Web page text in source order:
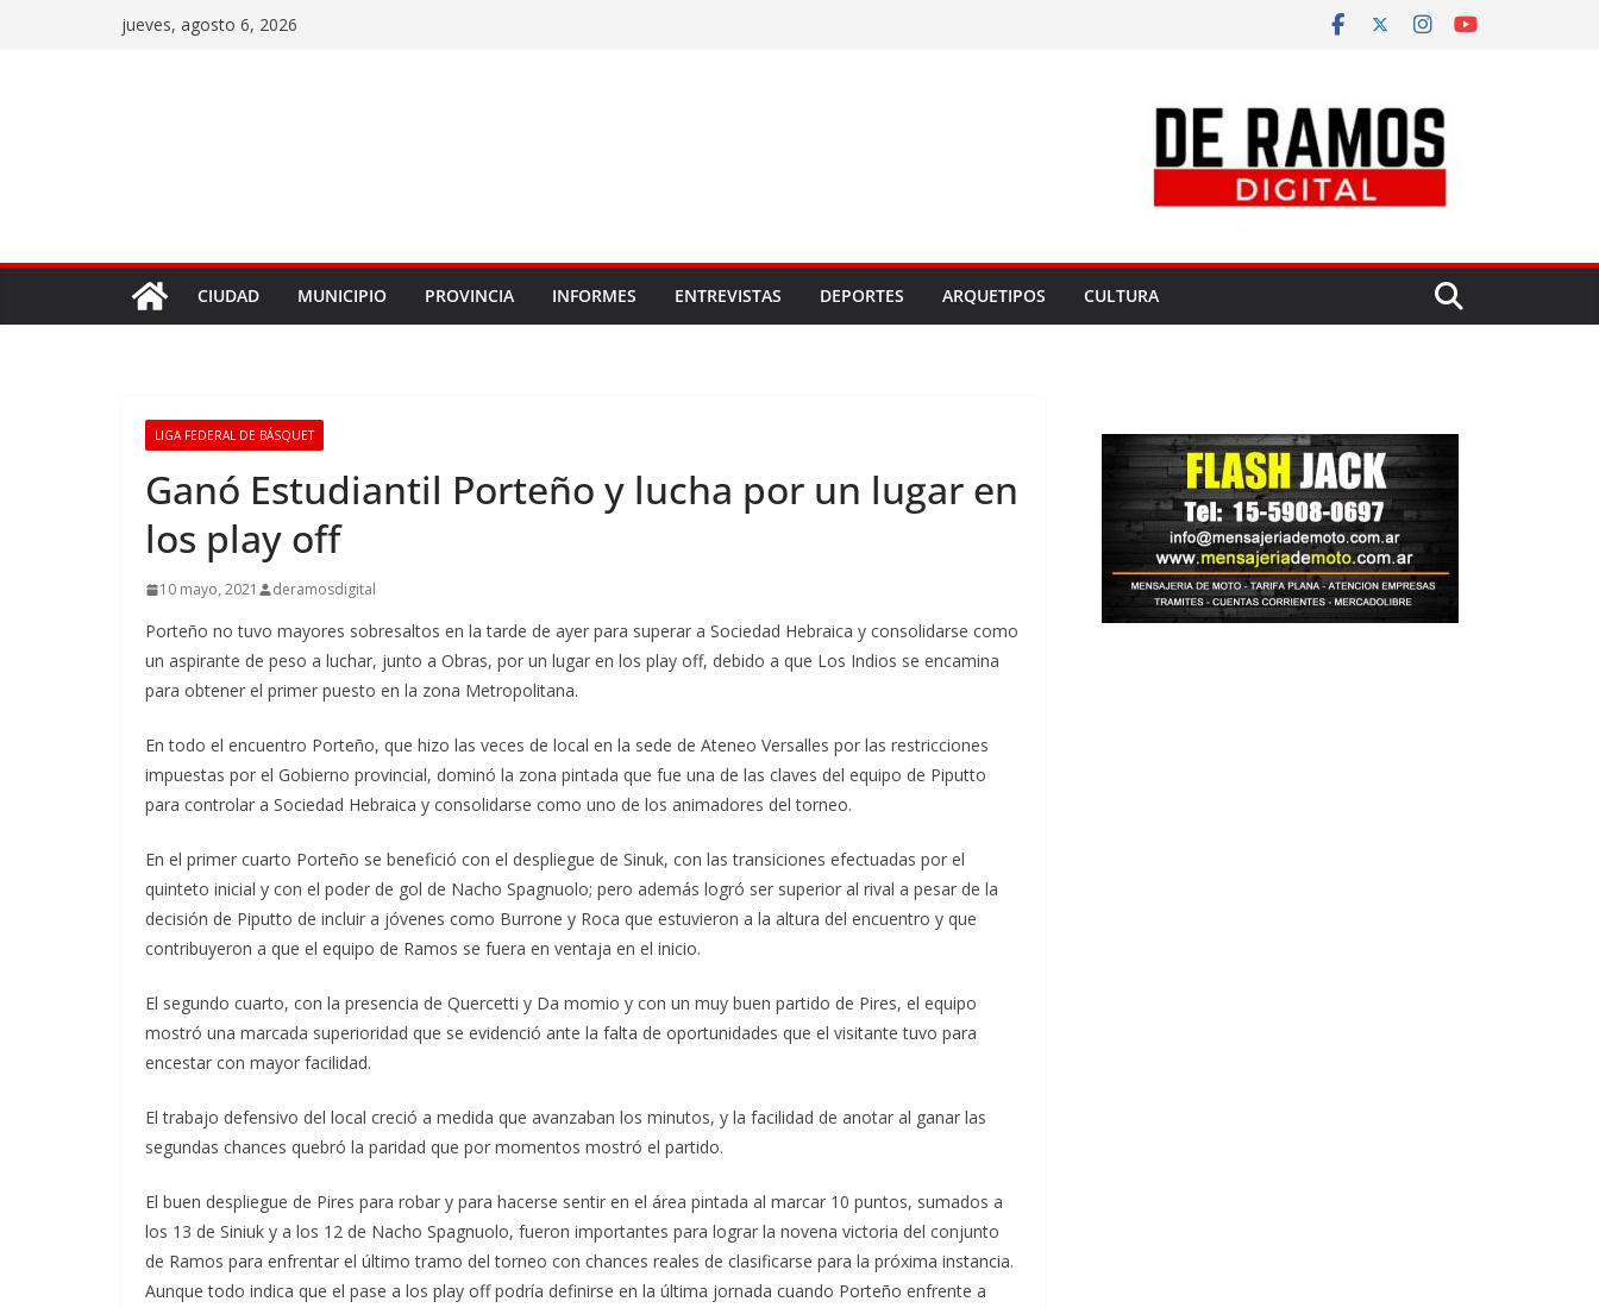
jueves, agosto 6, 2026
CIUDAD MUNICIPIO PROVINCIA INFORMES ENTREVISTAS DEPORTES ARQUETIPOS CULTURA
LIGA FEDERAL DE BÁSQUET
Ganó Estudiantil Porteño y lucha por un lugar en
los play off
10 mayo, 2021 deramosdigital
Porteño no tuvo mayores sobresaltos en la tarde de ayer para superar a Sociedad Hebraica y consolidarse como
un aspirante de peso a luchar, junto a Obras, por un lugar en los play off, debido a que Los Indios se encamina
para obtener el primer puesto en la zona Metropolitana.
En todo el encuentro Porteño, que hizo las veces de local en la sede de Ateneo Versalles por las restricciones
impuestas por el Gobierno provincial, dominó la zona pintada que fue una de las claves del equipo de Piputto
para controlar a Sociedad Hebraica y consolidarse como uno de los animadores del torneo.
En el primer cuarto Porteño se benefició con el despliegue de Sinuk, con las transiciones efectuadas por el
quinteto inicial y con el poder de gol de Nacho Spagnuolo; pero además logró ser superior al rival a pesar de la
decisión de Piputto de incluir a jóvenes como Burrone y Roca que estuvieron a la altura del encuentro y que
contribuyeron a que el equipo de Ramos se fuera en ventaja en el inicio.
El segundo cuarto, con la presencia de Quercetti y Da momio y con un muy buen partido de Pires, el equipo
mostró una marcada superioridad que se evidenció ante la falta de oportunidades que el visitante tuvo para
encestar con mayor facilidad.
El trabajo defensivo del local creció a medida que avanzaban los minutos, y la facilidad de anotar al ganar las
segundas chances quebró la paridad que por momentos mostró el partido.
El buen despliegue de Pires para robar y para hacerse sentir en el área pintada al marcar 10 puntos, sumados a
los 13 de Siniuk y a los 12 de Nacho Spagnuolo, fueron importantes para lograr la novena victoria del conjunto
de Ramos para enfrentar el último tramo del torneo con chances reales de clasificarse para la próxima instancia.
Aunque todo indica que el pase a los play off podría definirse en la última jornada cuando Porteño enfrente a